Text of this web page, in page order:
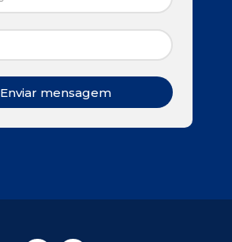
Enviar mensagem